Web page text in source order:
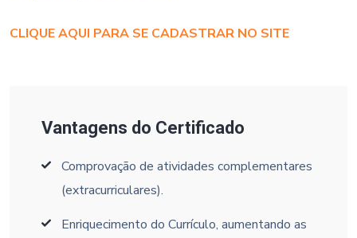
CLIQUE AQUI PARA SE CADASTRAR NO SITE
Vantagens do Certificado
Comprovação de atividades complementares
(extracurriculares).
Enriquecimento do Currículo, aumentando as